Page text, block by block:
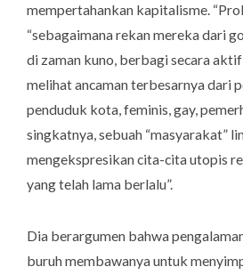
mempertahankan kapitalisme.
“sebagaimana rekan mereka dari
di zaman kuno, berbagi secara
melihat ancaman terbesarnya dari
penduduk kota, feminis, gay,
singkatnya, sebuah “masyarakat”
mengekspresikan cita-cita utopis
yang telah lama berlalu”.
Dia berargumen bahwa
buruh membawanya untuk